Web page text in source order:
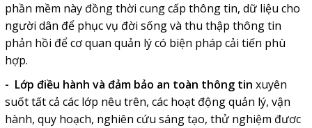
phần mềm này đồng thời cung cấp thông tin, dữ liệu cho
người dân để phục vụ đời sống và thu thập thông tin
phản hồi để cơ quan quản lý có biện pháp cải tiến phù
hợp.
- Lớp điều hành và đảm bảo an toàn thông tin xuyên
suốt tất cả các lớp nêu trên, các hoạt động quản lý, vận
hành, quy hoạch, nghiên cứu sáng tạo, thử nghiệm đươc